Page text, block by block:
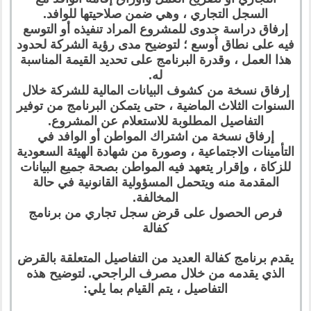
السجل التجاري ، وهي ضمن صلاحيتها للوافد.
إرفاق دراسة جدوى للمشروع المراد تنفيذه أو التوسع
فيه على نطاق أوسع ؛ لتوضيح مدى رؤية الشركة لحدود
هذا العمل ، وقدرة البرنامج على تحديد القيمة المناسبة
له.
إرفاق نسخة من كشوف البيانات المالية للشركة خلال
السنوات الثلاث الماضية ، حتى يتمكن البرنامج من توفير
التفاصيل المطلوبة للاستعلام عن المشروع.
إرفاق نسخة من اشتراك المواطن أو الوافد في
التأمينات الاجتماعية ، وصورة من شهادة الهيئة السعودية
للزكاة ، وإقرار يتعهد فيه المواطن بصحة جميع البيانات
المقدمة منه ويتحمل المسؤولية القانونية في حالة
المخالفة.
فرص الحصول على قرض سجل تجاري من برنامج
كفالة
يقدم برنامج كفالة العديد من التفاصيل المتعلقة بالقرض
الذي يقدمه من خلال مصرف الراجحي. لتوضيح هذه
التفاصيل ، يتم القيام بما يلي: